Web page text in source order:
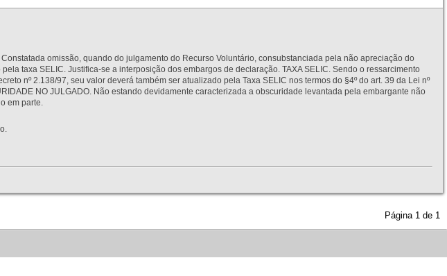
omissão, quando do julgamento do Recurso Voluntário, consubstanciada pela não apreciação do
taxa SELIC. Justifica-se a interposição dos embargos de declaração. TAXA SELIC. Sendo o ressarcimento
nº 2.138/97, seu valor deverá também ser atualizado pela Taxa SELIC nos termos do §4º do art. 39 da Lei nº
NO JULGADO. Não estando devidamente caracterizada a obscuridade levantada pela embargante não
em parte.
Página 1 de 1